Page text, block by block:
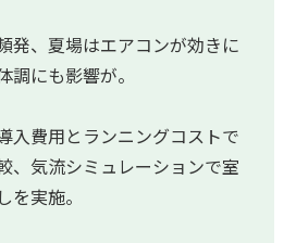
発、夏場はエアコンが効きに
調にも影響が。
入費用とランニングコストで
、気流シミュレーションで室
を実施。